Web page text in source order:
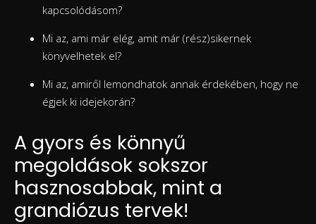
kapcsolódásom?
Mi az, ami már elég, amit már (rész)sikernek
könyvelhetek el?
Mi az, amiről lemondhatok annak érdekében, hogy ne
égjek ki idejekorán?
A gyors és könnyű
megoldások sokszor
hasznosabbak, mint a
grandiózus tervek!